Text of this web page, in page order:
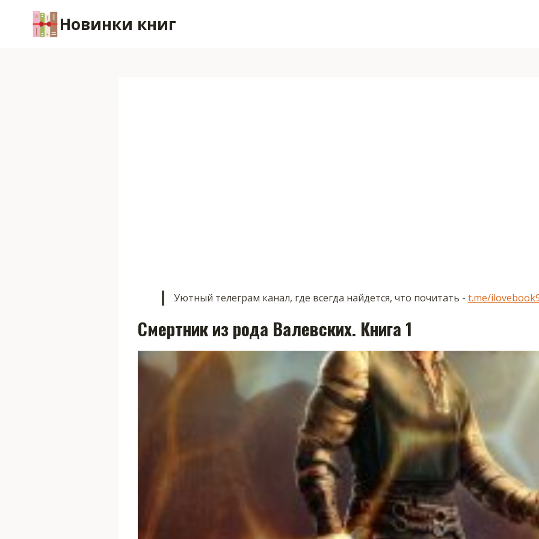
содержимому
Новинки книг
Уютный телеграм канал, где всегда найдется, что почитать - t.me/
Смертник из рода Валевских. Книга 1